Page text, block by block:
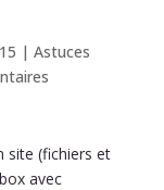
| Astuces
site (fichiers et
avec